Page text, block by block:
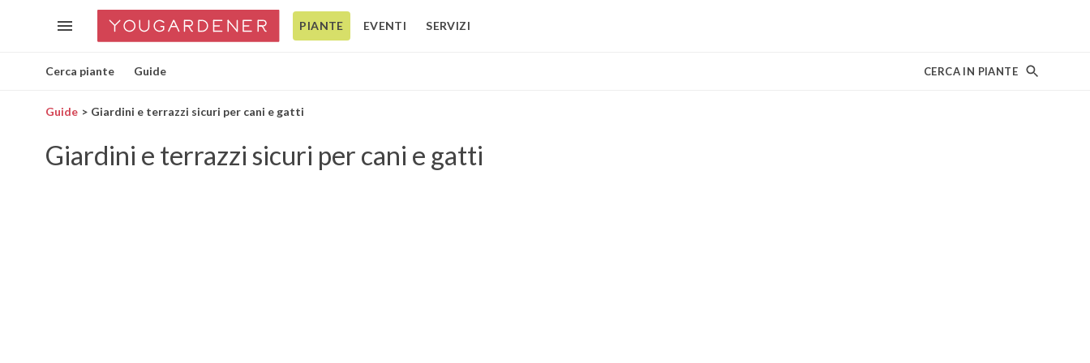
PIANTE EVENTI SERVIZI
Cerca piante Guide CERCA IN PIANTE
Guide Giardini e terrazzi sicuri per cani e gatti
Giardini e terrazzi sicuri per cani e gatti